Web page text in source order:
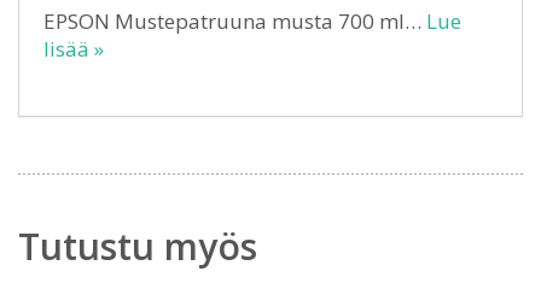
EPSON Mustepatruuna musta 700 ml… Lue
lisää »
Tutustu myös